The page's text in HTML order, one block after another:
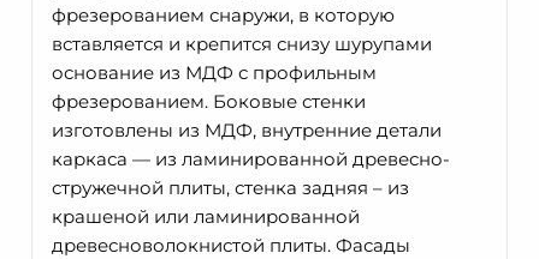
фрезерованием снаружи, в которую
вставляется и крепится снизу шурупами
основание из МДФ с профильным
фрезерованием. Боковые стенки
изготовлены из МДФ, внутренние детали
каркаса — из ламинированной древесно-
стружечной плиты, стенка задняя – из
крашеной или ламинированной
древесноволокнистой плиты. Фасады